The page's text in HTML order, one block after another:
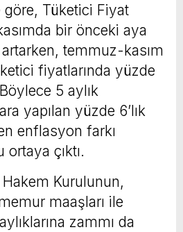
göre, Tüketici Fiyat
bir önceki aya
temmuz-kasım
fiyatlarında yüzde
5 aylık
yapılan yüzde 6’lık
enflasyon farkı
çıktı.
Kurulunun,
maaşları ile
zammı da